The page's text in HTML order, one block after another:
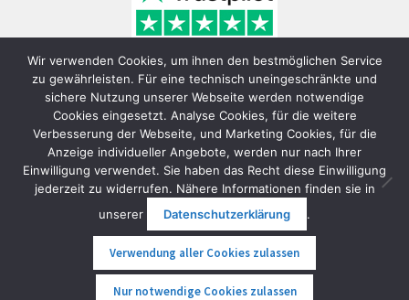
© FunShop Wien - Hochqualitative Elektromobilität 2026
Datenschutzerklärung
Erstellt mit WooCommerce
Wir verwenden Cookies, um ihnen den bestmöglichen Service
zu gewährleisten. Für eine technisch uneingeschränkte und
sichere Nutzung unserer Webseite werden notwendige
Cookies eingesetzt. Analyse Cookies, für die weitere
Verbesserung der Webseite, und Marketing Cookies, für die
Anzeige individueller Angebote, werden nur nach Ihrer
Einwilligung verwendet. Sie haben das Recht diese Einwilligung
jederzeit zu widerrufen. Nähere Informationen finden sie in
unserer
Datenschutzerklärung .
Verwendung aller Cookies zulassen
Nur notwendige Cookies zulassen